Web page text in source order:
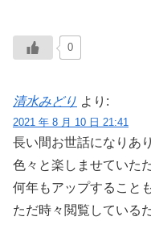
0
清水みどり より:
2021 年 8 月 10 日 21:41
長い間お世話になりあ
色々と楽しませていた
何年もアップすること
ただ時々閲覧している